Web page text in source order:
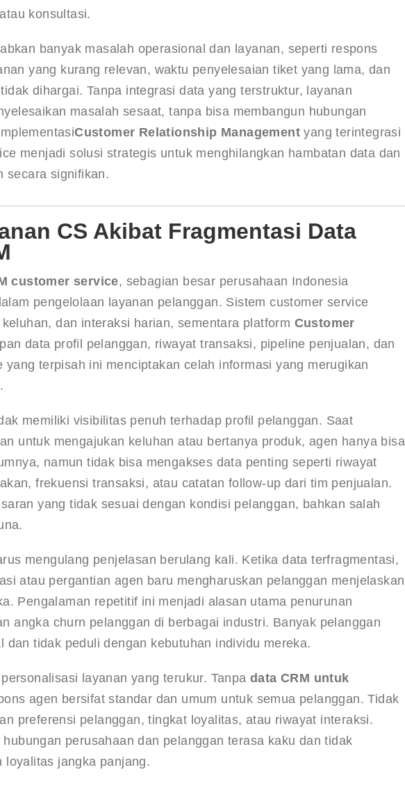
konsultasi.
banyak masalah operasional dan layanan, seperti respons
yang kurang relevan, waktu penyelesaian tiket yang lama, dan
dihargai. Tanpa integrasi data yang terstruktur, layanan
masalah sesaat, tanpa bisa membangun hubungan
Customer Relationship Management yang terintegrasi
menjadi solusi strategis untuk menghilangkan hambatan data dan
secara signifikan.
CS Akibat Fragmentasi Data
customer service, sebagian besar perusahaan Indonesia
pengelolaan layanan pelanggan. Sistem customer service
dan interaksi harian, sementara platform Customer
data profil pelanggan, riwayat transaksi, pipeline penjualan, dan
terpisah ini menciptakan celah informasi yang merugikan
memiliki visibilitas penuh terhadap profil pelanggan. Saat
untuk mengajukan keluhan atau bertanya produk, agen hanya bisa
namun tidak bisa mengakses data penting seperti riwayat
frekuensi transaksi, atau catatan follow-up dari tim penjualan.
yang tidak sesuai dengan kondisi pelanggan, bahkan salah
mengulang penjelasan berulang kali. Ketika data terfragmentasi,
atau pergantian agen baru mengharuskan pelanggan menjelaskan
Pengalaman repetitif ini menjadi alasan utama penurunan
angka churn pelanggan di berbagai industri. Banyak pelanggan
dan tidak peduli dengan kebutuhan individu mereka.
layanan yang terukur. Tanpa data CRM untuk
agen bersifat standar dan umum untuk semua pelanggan. Tidak
preferensi pelanggan, tingkat loyalitas, atau riwayat interaksi.
perusahaan dan pelanggan terasa kaku dan tidak
loyalitas jangka panjang.